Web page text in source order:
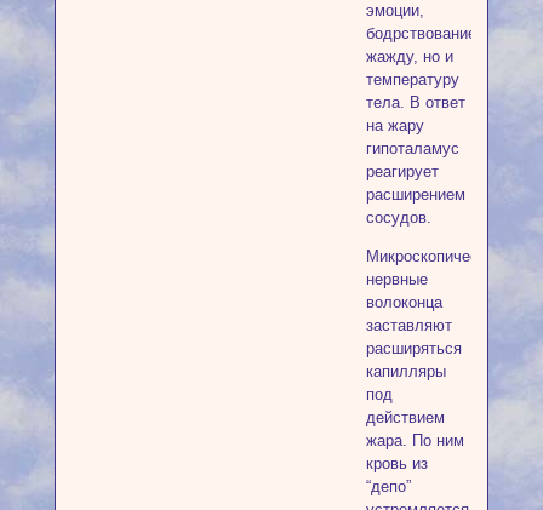
эмоции,
бодрствование,
жажду, но и
температуру
тела. В ответ
на жару
гипоталамус
реагирует
расширением
сосудов.
Микроскопические
нервные
волоконца
заставляют
расширяться
капилляры
под
действием
жара. По ним
кровь из
“депо”